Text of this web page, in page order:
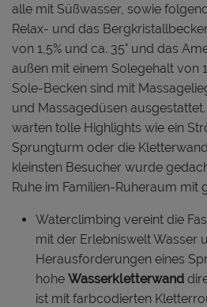
alle mit Süßwasser, sowie
Relax- und das
von 1,5% und ca. 35° und das
außen mit einem Solegehalt von
Sole-Becken sind mit
und Massagedüsen
warten tolle Highlights wie ein
Sprungturm oder die
kleinsten Besucher wurde
Ruhe im Familien-Ruheraum mit
Waterclimbing vereint die
mit der Erlebniswelt Wasser
Herausforderungen eines
hohe Wasserkletterwand
ist mit farbcodierten